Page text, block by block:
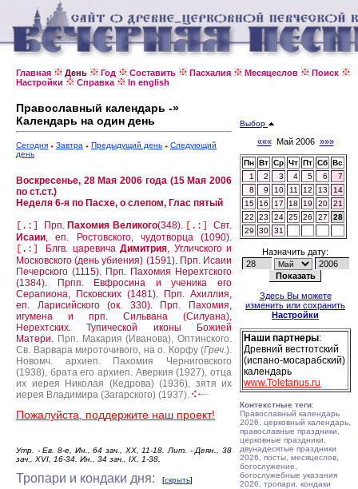
Главная День Год Составить Пасхалия Месяцеслов
Поиск
Настройки
Справка In english
Православный календарь -»
Календарь на один день
Сегодня Завтра Предыдущий день
Следующий
день
Воскресенье, 28 Мая 2006 года (15 Мая 2006
по ст.ст.)
Неделя 6-я по Пасхе, о слепом, Глас пятый
[.:] Прп. Пахомия Великого(348). [.:]
Свт.
Исаии, еп. Ростовского, чудотворца (1090).
[.:]
Блгв. царевичаДимитрия, Угличского и
Московского (день убиения) (1591). Прп. Исаии
Печерского (1115). Прп. Пахомия Нерехтского
(1384).
Прпп. Евфросина и ученика его
Серапиона, Псковских (1481).
Прп. Ахиллия,
еп. Ларисийского (ок. 330).
Прп. Пахомия,
игумена и прп. Сильвана (Силуана),
Нерехтских.Тупической иконы Божией
Матери. Прп. Макария (Иванова), Оптинского.
Св. Варвара мироточивого, на о. Корфу (Греч.).
Новомч. архиеп. Пахомия Черниговского
(1938), брата его архиеп. Аверкия (1927), отца
их иерея Николая (Кедрова) (1936), зятя их
иерея Владимира (Загарского) (1937).
Пожалуйста, поддержите наш проект!
Утр. - Ев. 8-е, Ин., 64 зач., ХХ, 11-18. Лит. - Деян., 38
зач., XVI, 16-34. Ин., 34 зач., IX, 1-38.
Тропари и кондаки дня: [скрыть]
Выбор
«««Май 2006 »»»
Пн Вт Ср Чт Пт Сб Вс
1
2 3 4 5 6
7
8
9 10 11 12 13
14
15
16 17 18 19 20
21
22
23 24 25 26 27
28
29
30 31
Назначить дату:
Здесь Вы можете
изменить или сохранить
Настройки
Наши партнеры:
Древний вестготский
(испано-мосарабский)
календарь
www.Toletanus.ru
Контекстные теги:
Православный календарь
2026, церковный календарь,
православные праздники,
церковные праздники,
двунадесятые праздники
2026, посты, месяцеслов,
богослужение,
богослужебные указания
2026, тропари, кондаки